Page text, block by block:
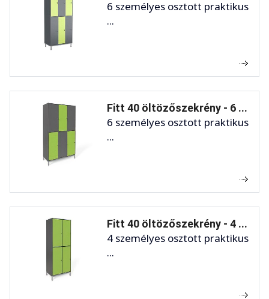
6 személyes osztott praktikus
...
Fitt 40 öltözőszekrény - 6 ...
6 személyes osztott praktikus
...
Fitt 40 öltözőszekrény - 4 ...
4 személyes osztott praktikus
...